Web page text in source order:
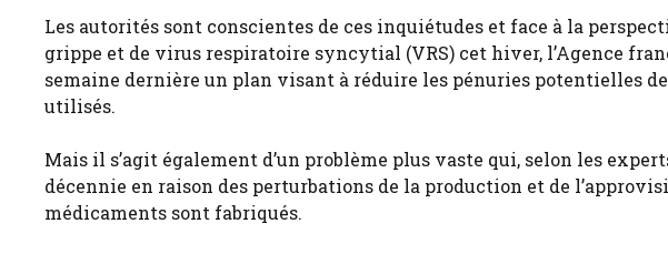
Les autorités sont conscientes de ces inquiétudes et face à la
grippe et de virus respiratoire syncytial (VRS) cet hiver, l’Agence
semaine dernière un plan visant à réduire les pénuries potentielles
utilisés.
Mais il s’agit également d’un problème plus vaste qui, selon les
décennie en raison des perturbations de la production et de
médicaments sont fabriqués.